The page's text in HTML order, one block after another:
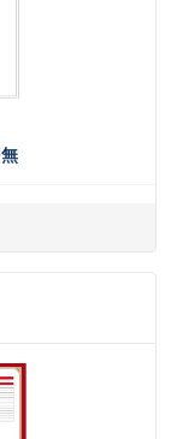
無
必ず現車をご確認